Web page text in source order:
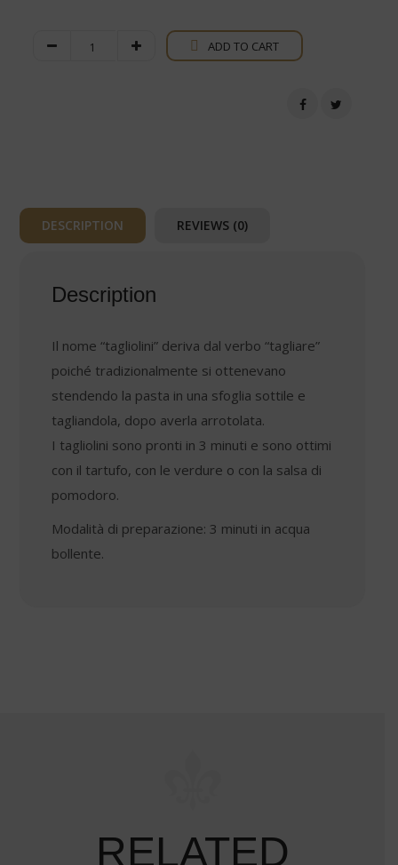
all'Uovo
ADD TO CART
DESCRIPTION REVIEWS (0)
Description
Il nome “tagliolini” deriva dal verbo “tagliare”
poiché tradizionalmente si ottenevano
stendendo la pasta in una sfoglia sottile e
tagliandola, dopo averla arrotolata.
I tagliolini sono pronti in 3 minuti e sono ottimi
con il tartufo, con le verdure o con la salsa di
pomodoro.
Modalità di preparazione: 3 minuti in acqua
bollente.
RELATED